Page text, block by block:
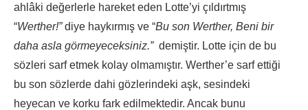
ahlâki değerlerle hareket eden Lotte’yi çıldırtmış
“Werther!”diye haykırmış ve “Bu son Werther, Beni bir
daha asla görmeyeceksiniz.” demiştir. Lotte için de bu
sözleri sarf etmek kolay olmamıştır. Werther’e sarf ettiği
bu son sözlerde dahi gözlerindeki aşk, sesindeki
heyecan ve korku fark edilmektedir. Ancak bunu